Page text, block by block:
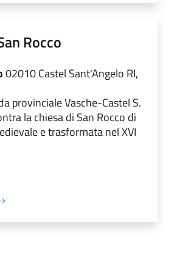
Rocco
02010 Castel Sant'Angelo RI,
provinciale Vasche-Castel S.
la chiesa di San Rocco di
e trasformata nel XVI